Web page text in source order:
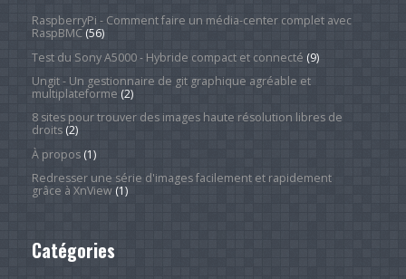
RaspberryPi - Comment faire un média-center complet avec
RaspBMC(56)
Test du Sony A5000 - Hybride compact et connecté (9)
Ungit - Un gestionnaire de git graphique agréable et
multiplateforme (2)
8 sites pour trouver des images haute résolution libres de
droits(2)
À propos(1)
Redresser une série d'images facilement et rapidement
grâce à XnView(1)
Catégories